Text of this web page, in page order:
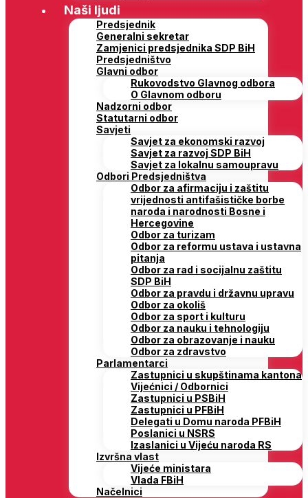
Naši ljudi
Predsjednik
Generalni sekretar
Zamjenici predsjednika SDP BiH
Predsjedništvo
Glavni odbor
Rukovodstvo Glavnog odbora
O Glavnom odboru
Nadzorni odbor
Statutarni odbor
Savjeti
Savjet za ekonomski razvoj
Savjet za razvoj SDP BiH
Savjet za lokalnu samoupravu
Odbori Predsjedništva
Odbor za afirmaciju i zaštitu
vrijednosti antifašističke borbe
naroda i narodnosti Bosne i
Hercegovine
Odbor za turizam
Odbor za reformu ustava i ustavna
pitanja
Odbor za rad i socijalnu zaštitu
SDP BiH
Odbor za pravdu i državnu upravu
Odbor za okoliš
Odbor za sport i kulturu
Odbor za nauku i tehnologiju
Odbor za obrazovanje i nauku
Odbor za zdravstvo
Parlamentarci
Zastupnici u skupštinama kantona
Vijećnici / Odbornici
Zastupnici u PSBiH
Zastupnici u PFBiH
Delegati u Domu naroda PFBiH
Poslanici u NSRS
Izaslanici u Vijeću naroda RS
Izvršna vlast
Vijeće ministara
Vlada FBiH
Načelnici